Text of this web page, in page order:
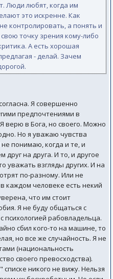
Люди любят, когда им
это искренне. Как
контролировать, а понять и
точку зрения кому-либо
А есть хорошая
- делай. Зачем
Я совершенно
предпочтениями в
верю в Бога, но своего. Можно
Но я уважаю чувства
понимаю, когда и те, и
друг на друга. И то, и другое
уважать взгляды других. И на
по-разному. Или не
каждом человеке есть некий
что им стоит
Я не буду общаться с
психологией рабовладельца.
сбил кого-то на машине, то
но все же случайность. Я не
(национальность
своего превосходства).
никого не вижу. Нельзя